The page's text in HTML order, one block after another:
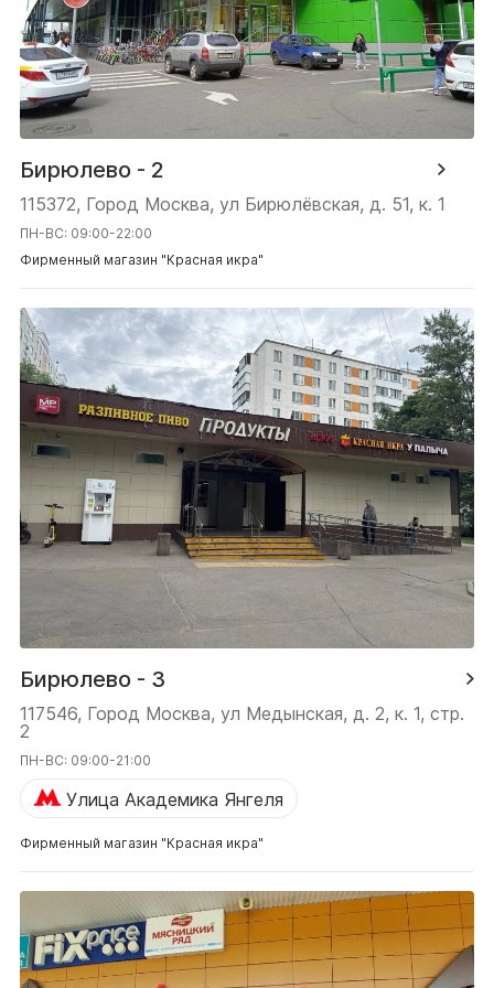
Бирюлево - 2
115372, Город Москва, ул Бирюлёвская, д. 51, к. 1
ПН-ВС: 09:00-22:00
Фирменный магазин "Красная икра"
Бирюлево - 3
117546, Город Москва, ул Медынская, д. 2, к. 1, стр.
2
ПН-ВС: 09:00-21:00
Улица Академика Янгеля
Фирменный магазин "Красная икра"